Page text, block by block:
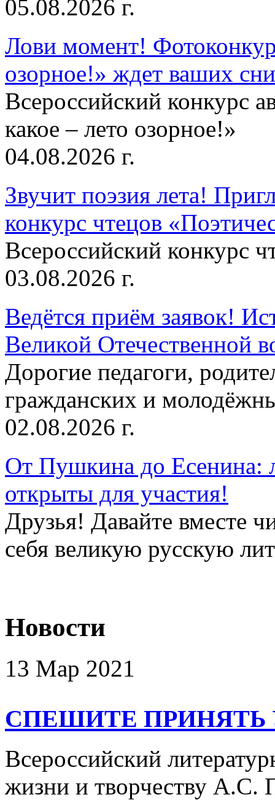
05.08.2026 г.
Лови момент!
озорное!» ждет ваших
Всероссийский конкурс
какое – лето озорное!»
04.08.2026 г.
Звучит поэзия лета!
конкурс чтецов
Всероссийский конкурс
03.08.2026 г.
Ведётся приём заявок!
Великой Отечественной
Дорогие педагоги,
гражданских и
02.08.2026 г.
От Пушкина до Есенина:
открыты для участия!
Друзья! Давайте вместе
себя великую русскую
Новости
13 Мар 2021
СПЕШИТЕ ПРИНЯТЬ
Всероссийский
жизни и творчеству